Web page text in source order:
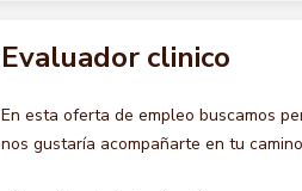
Evaluador clinico
En esta oferta de empleo buscamos
nos gustaría acompañarte en tu